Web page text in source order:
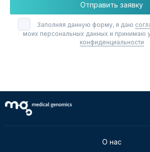
Отправить заявку
Заполняя данную форму, я даю
моих персональных данных и принимаю
конфиденциальности
О нас